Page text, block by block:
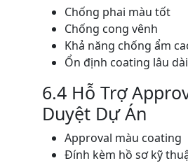
Chống phai màu tốt
Chống cong vênh
Khả năng chống ẩm
Ổn định coating lâu dài
6.4 Hỗ Trợ
Duyệt Dự Án
Approval màu coating
Đính kèm hồ sơ kỹ